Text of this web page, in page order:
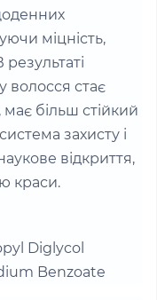
міцність,
результаті
волосся стає
більш стійкий
захисту і
відкриття,
краси.
Diglycol
Benzoate